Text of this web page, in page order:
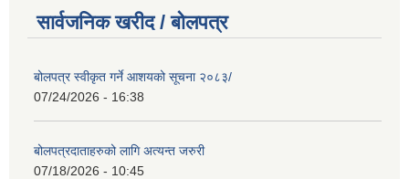
सार्वजनिक खरीद / बोलपत्र
बोलपत्र स्वीकृत गर्ने आशयको सूचना २०८३/
07/24/2026 - 16:38
बोलपत्रदाताहरुको लागि अत्यन्त जरुरी
07/18/2026 - 10:45